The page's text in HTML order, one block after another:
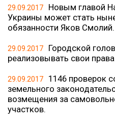
29.09.2017
Новым главой
Украины может стать
обязанности Яков Смолий.
29.09.2017
Городской
реализовывать свои
29.09.2017
1146 проверок
земельного
возмещения за
участков.